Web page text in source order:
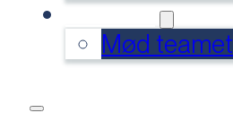
Mød teamet